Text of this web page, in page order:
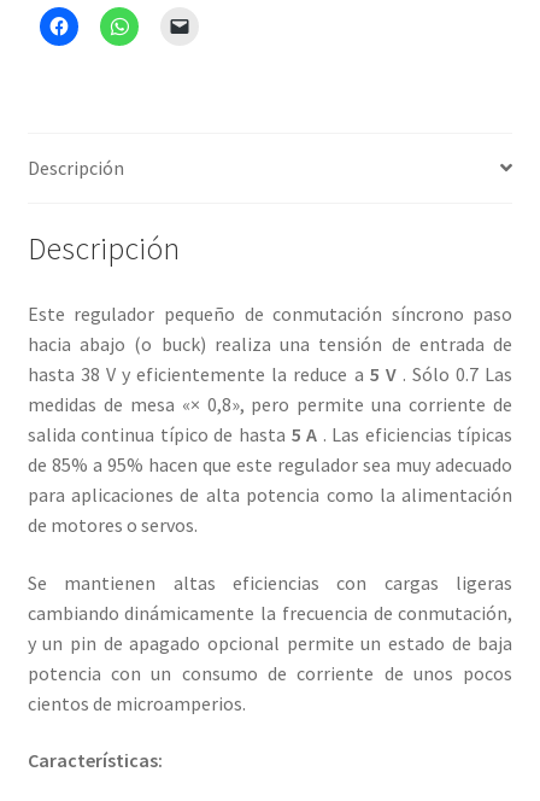
D24V50F5
cantidad
Descripción
Descripción
Este regulador pequeño de conmutación síncrono paso
hacia abajo (o buck) realiza una tensión de entrada de
hasta 38 V y eficientemente la reduce a 5 V. Sólo 0.7 Las
medidas de mesa «× 0,8», pero permite una corriente de
salida continua típico de hasta 5 A . Las eficiencias típicas
de 85% a 95% hacen que este regulador sea muy adecuado
para aplicaciones de alta potencia como la alimentación
de motores o servos.
Se mantienen altas eficiencias con cargas ligeras
cambiando dinámicamente la frecuencia de conmutación,
y un pin de apagado opcional permite un estado de baja
potencia con un consumo de corriente de unos pocos
cientos de microamperios.
Características: